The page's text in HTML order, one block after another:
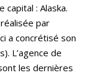
: Alaska.
par
a concrétisé son
L’agence de
les dernières